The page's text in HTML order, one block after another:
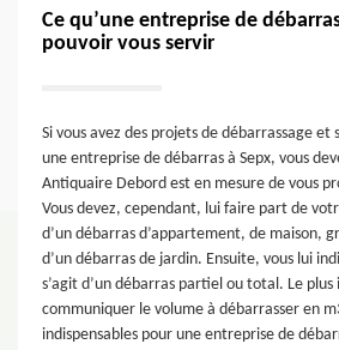
Ce qu’une entreprise de
pouvoir vous servir
Si vous avez des projets de débarrassage et
une entreprise de débarras à Sepx, vous
Antiquaire Debord est en mesure de vous
Vous devez, cependant, lui faire part de
d’un débarras d’appartement, de maison,
d’un débarras de jardin. Ensuite, vous lui
s’agit d’un débarras partiel ou total. Le
communiquer le volume à débarrasser en
indispensables pour une entreprise de